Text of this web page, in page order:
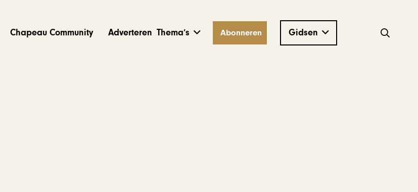
Chapeau Community Adverteren Thema’s Abonneren Gidsen